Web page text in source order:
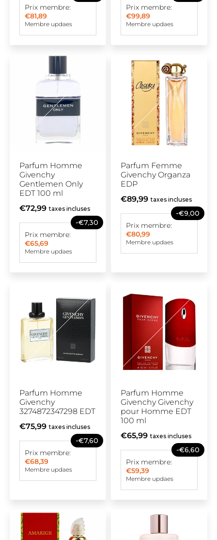
Prix membre:
€81,89
Membre updaes
Prix membre:
€99,89
Membre updaes
Parfum Homme
Givenchy
Gentlemen Only
EDT 100 ml
€72,99 taxes incluses
-€7,30
Prix membre:
€65,69
Membre updaes
Parfum Femme
Givenchy Organza
EDP
€89,99 taxes incluses
-€9,00
Prix membre:
€80,99
Membre updaes
Parfum Homme
Givenchy
3274872347298 EDT
€75,99 taxes incluses
-€7,60
Prix membre:
€68,39
Membre updaes
Parfum Homme
Givenchy Givenchy
pour Homme EDT
100 ml
€65,99 taxes incluses
-€6,60
Prix membre:
€59,39
Membre updaes